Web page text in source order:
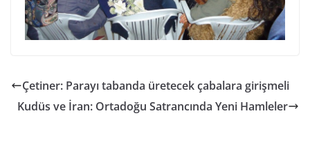
Çetiner: Parayı tabanda üretecek çabalara girişmeli
Kudüs ve İran: Ortadoğu Satrancında Yeni Hamleler